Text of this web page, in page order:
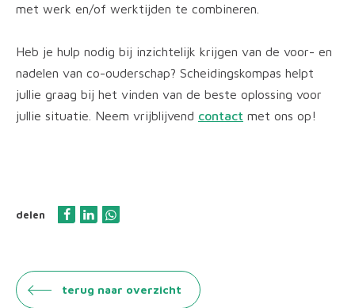
met werk en/of werktijden te combineren.
Heb je hulp nodig bij inzichtelijk krijgen van de voor- en
nadelen van co-ouderschap? Scheidingskompas helpt
jullie graag bij het vinden van de beste oplossing voor
jullie situatie. Neem vrijblijvend contact met ons op!
delen
terug naar overzicht